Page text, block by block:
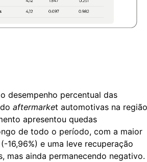
desempenho percentual das
aftermarket automotivas na região
apresentou quedas
de todo o período, com a maior
16,96%) e uma leve recuperação
mas ainda permanecendo negativo.